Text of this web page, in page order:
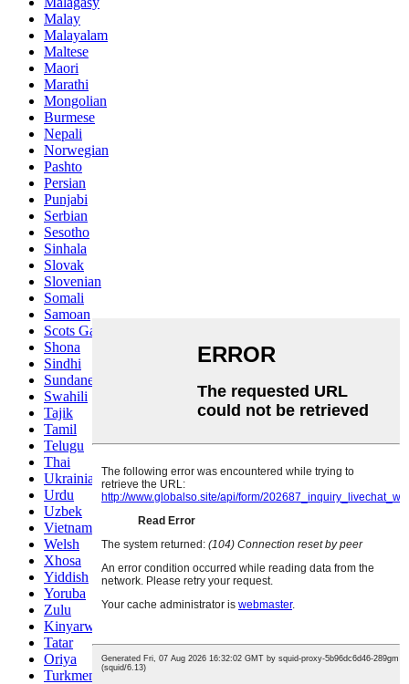
Malay
Malayalam
Maltese
Maori
Marathi
Mongolian
Burmese
Nepali
Norwegian
Pashto
Persian
Punjabi
Serbian
Sesotho
Sinhala
Slovak
Slovenian
Somali
Samoan
Scots Gaelic
Shona
Sindhi
Sundanese
Swahili
Tajik
Tamil
Telugu
Thai
Ukrainian
Urdu
Uzbek
Vietnamese
Welsh
Xhosa
Yiddish
Yoruba
Zulu
Kinyarwanda
Tatar
Oriya
Turkmen